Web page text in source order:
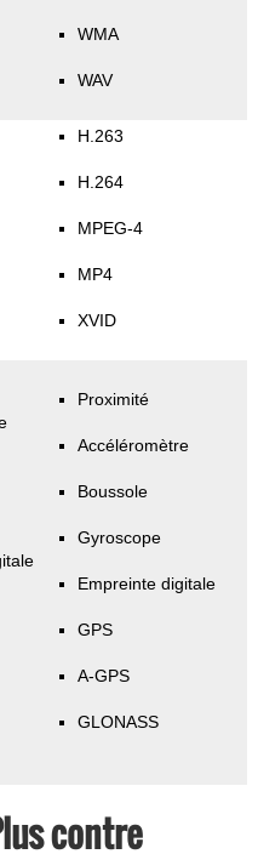
WMA
WAV
H.263
H.264
MPEG-4
MP4
XVID
Proximité
Accéléromètre
Boussole
Gyroscope
Empreinte digitale
GPS
A-GPS
GLONASS
contre